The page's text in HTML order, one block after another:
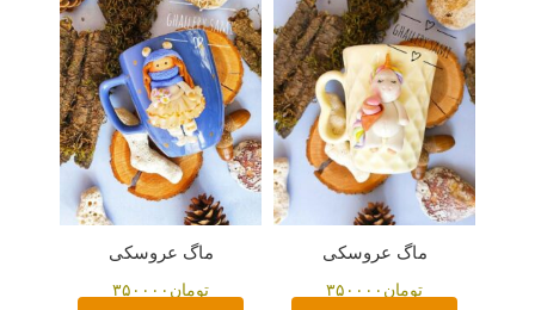
ماگ عروسکی
تومان ۳۵۰۰۰۰
ماگ عروسکی
تومان ۳۵۰۰۰۰